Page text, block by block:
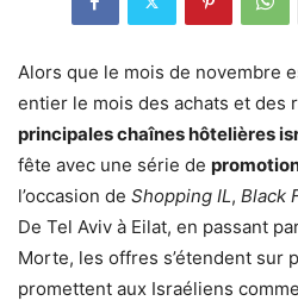
Alors que le mois de novembre
entier le mois des achats et des
principales chaînes hôtelières
fête avec une série de
l’occasion de Shopping IL, Black
De Tel Aviv à Eilat, en passant
Morte, les offres s’étendent sur
promettent aux Israéliens